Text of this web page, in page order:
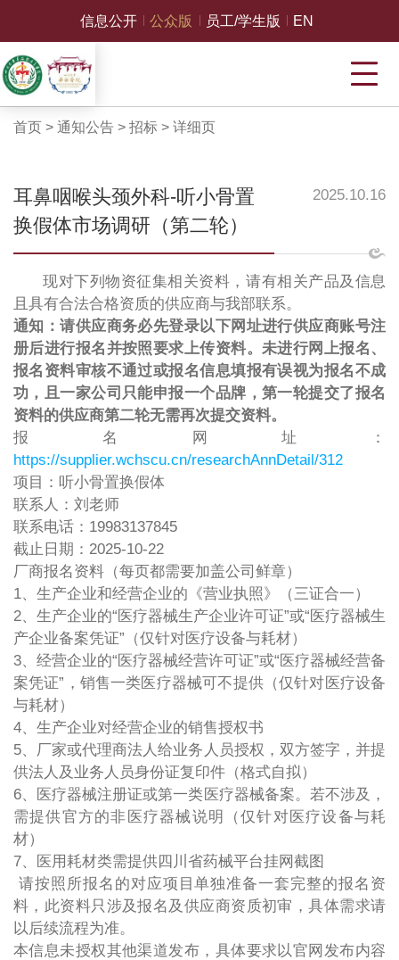
信息公开 公众版 员工/学生版 EN
首页 > 通知公告> 招标> 详细页
耳鼻咽喉头颈外科-听小骨置
换假体市场调研（第二轮）
2025.10.16
现对下列物资征集相关资料，请有相关产品及信息
且具有合法合格资质的供应商与我部联系。
通知：请供应商务必先登录以下网址进行供应商账号注
册后进行报名并按照要求上传资料。未进行网上报名、
报名资料审核不通过或报名信息填报有误视为报名不成
功，且一家公司只能申报一个品牌，第一轮提交了报名
资料的供应商第二轮无需再次提交资料。
报名网址：
https://supplier.wchscu.cn/researchAnnDetail/312
项目：听小骨置换假体
联系人：刘老师
联系电话：19983137845
截止日期：2025-10-22
厂商报名资料（每页都需要加盖公司鲜章）
1、生产企业和经营企业的《营业执照》（三证合一）
2、生产企业的“医疗器械生产企业许可证”或“医疗器械生
产企业备案凭证”（仅针对医疗设备与耗材）
3、经营企业的“医疗器械经营许可证”或“医疗器械经营备
案凭证”，销售一类医疗器械可不提供（仅针对医疗设备
与耗材）
4、生产企业对经营企业的销售授权书
5、厂家或代理商法人给业务人员授权，双方签字，并提
供法人及业务人员身份证复印件（格式自拟）
6、医疗器械注册证或第一类医疗器械备案。若不涉及，
需提供官方的非医疗器械说明（仅针对医疗设备与耗
材）
7、医用耗材类需提供四川省药械平台挂网截图
请按照所报名的对应项目单独准备一套完整的报名资
料，此资料只涉及报名及供应商资质初审，具体需求请
以后续流程为准。
本信息未授权其他渠道发布，具体要求以官网发布内容